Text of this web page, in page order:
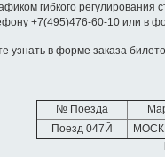
гибкого
+7(495)476-60-10 или в
узнать в форме заказа
№ Поезда
Поезд 047Й